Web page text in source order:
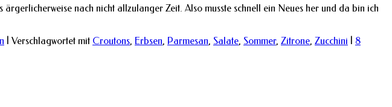
nach nicht allzulanger Zeit. Also musste schnell ein Neues her und da bin ich
Verschlagwortet mit Croutons, Erbsen, Parmesan, Salate, Sommer, Zitrone, Zucchini
8